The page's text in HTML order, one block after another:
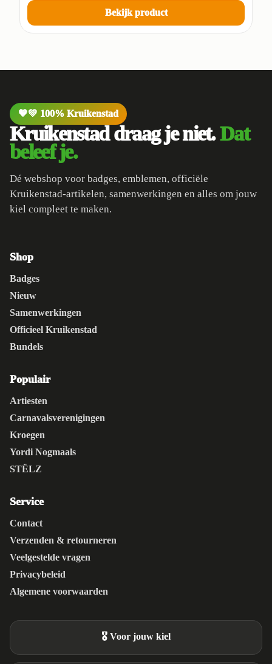
Bekijk product
🧡💚 100% Kruikenstad
Kruikenstad draag je niet.Dat
beleef je.
Dé webshop voor badges, emblemen, officiële
Kruikenstad-artikelen, samenwerkingen en alles om jouw
kiel compleet te maken.
Shop
Badges
Nieuw
Samenwerkingen
Officieel Kruikenstad
Bundels
Populair
Artiesten
Carnavalsverenigingen
Kroegen
Yordi Nogmaals
STËLZ
Service
Contact
Verzenden & retourneren
Veelgestelde vragen
Privacybeleid
Algemene voorwaarden
🎖️ Voor jouw kiel